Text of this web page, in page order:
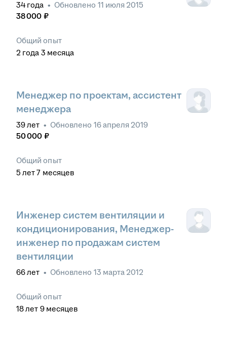
34 года • Обновлено 11 июля 2015
38 000 ₽
Общий опыт
2 года 3 месяца
Менеджер по проектам, ассистент
менеджера
39лет • Обновлено 16 апреля 2019
50 000 ₽
Общий опыт
5 лет 7 месяцев
Инженер систем вентиляции и
кондиционирования, Менеджер-
инженер по продажам систем
вентиляции
66лет • Обновлено 13 марта 2012
Общий опыт
18лет 9 месяцев